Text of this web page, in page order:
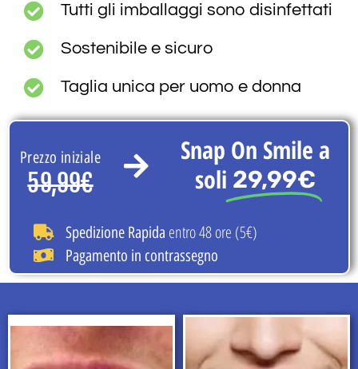
Tutti gli imballaggi sono disinfettati
Sostenibile e sicuro
Taglia unica per uomo e donna
Prezzo iniziale
59,99€
Snap On Smile a
soli 29,99€
Spedizione Rapida entro 48 ore (5€)
Pagamento in contrassegno